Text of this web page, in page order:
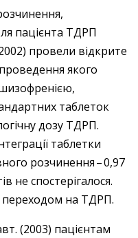
пацієнта ТДРП
провели відкрите
якого
таблеток
дозу ТДРП.
таблетки
розчинення – ​0,97
не спостерігалося.
переходом на ТДРП.
(2003) пацієнтам